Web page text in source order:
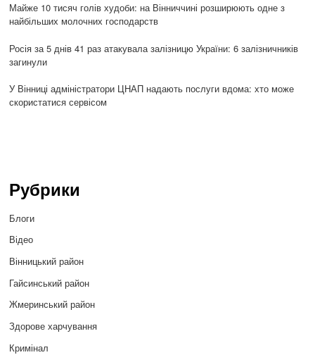
Майже 10 тисяч голів худоби: на Вінниччині розширюють одне з
найбільших молочних господарств
Росія за 5 днів 41 раз атакувала залізницю України: 6 залізничників
загинули
У Вінниці адміністратори ЦНАП надають послуги вдома: хто може
скористатися сервісом
Рубрики
Блоги
Відео
Вінницький район
Гайсинський район
Жмеринський район
Здорове харчування
Кримінал